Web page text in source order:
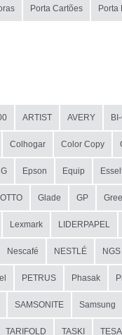
Porta Cartões Porta
ARTIST AVERY
Colhogar Color Copy
Epson Equip
Glade GP
Lexmark LIDERPAPEL
Nescafé NESTLÉ NGS
PETRUS Phasak
SAMSONITE Samsung
TARIFOLD TASKI TESA